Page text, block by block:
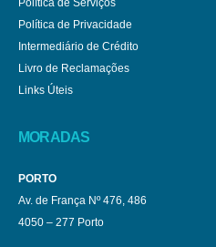
Política de Serviços
Política de Privacidade
Intermediário de Crédito
Livro de Reclamações
Links Úteis
MORADAS
PORTO
Av. de França Nº 476, 486
4050 – 277 Porto